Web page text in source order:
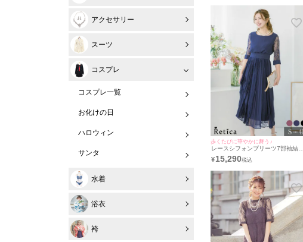
アクセサリー
スーツ
コスプレ
コスプレ一覧
お化けの日
ハロウィン
サンタ
水着
浴衣
袴
歩くたびに華やかに舞う♪
レースシフォンプリーツ7部袖結婚
式パーティードレス [Retica/レティ
カ]
¥15,290